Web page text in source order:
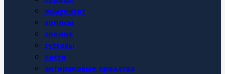
иммунитет
волосы
зрение
суставы
кости
антираковые средства